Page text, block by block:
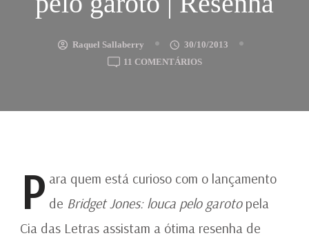
Raquel Sallaberry
30/10/2013
11 COMENTÁRIOSEM
LOUCA
RESENHA
P ara quem está curioso com o lançamento
de Bridget Jones: louca pelo garotopela
Cia das Letras assistam a ótima resenha de